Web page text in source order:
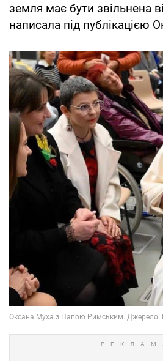
земля має бути звільнена
написала під публікацією